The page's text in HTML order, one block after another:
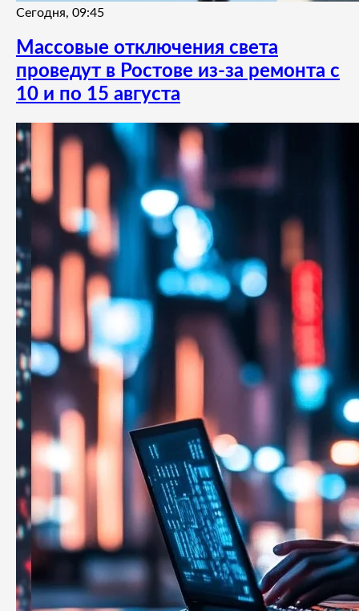
Сегодня, 09:45
Массовые отключения света
проведут в Ростове из-за ремонта с
10 и по 15 августа